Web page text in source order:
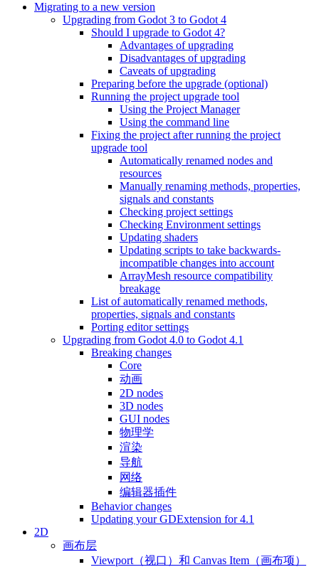
Migrating to a new version
Upgrading from Godot 3 to Godot 4
Should I upgrade to Godot 4?
Advantages of upgrading
Disadvantages of upgrading
Caveats of upgrading
Preparing before the upgrade (optional)
Running the project upgrade tool
Using the Project Manager
Using the command line
Fixing the project after running the project
upgrade tool
Automatically renamed nodes and
resources
Manually renaming methods, properties,
signals and constants
Checking project settings
Checking Environment settings
Updating shaders
Updating scripts to take backwards-
incompatible changes into account
ArrayMesh resource compatibility
breakage
List of automatically renamed methods,
properties, signals and constants
Porting editor settings
Upgrading from Godot 4.0 to Godot 4.1
Breaking changes
Core
动画
2D nodes
3D nodes
GUI nodes
物理学
渲染
导航
网络
编辑器插件
Behavior changes
Updating your GDExtension for 4.1
2D
画布层
Viewport（视口）和 Canvas Item（画布项）